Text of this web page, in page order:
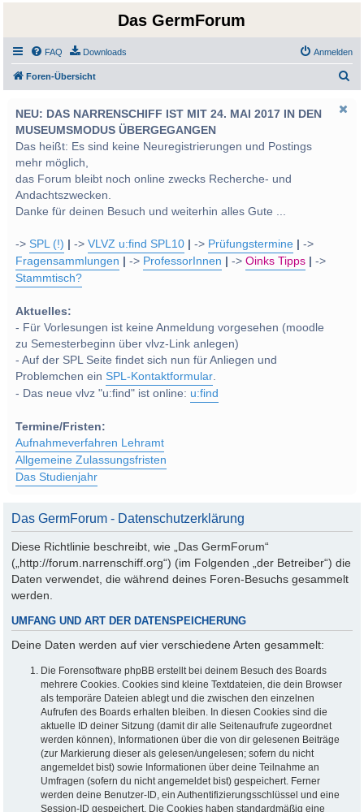
Das GermForum
FAQ Downloads Anmelden
Foren-Übersicht
NEU: DAS NARRENSCHIFF IST MIT 24. MAI 2017 IN DEN
MUSEUMSMODUS ÜBERGEGANGEN
Das heißt: Es sind keine Neuregistrierungen und Postings
mehr möglich,
das Forum bleibt noch online zwecks Recherche- und
Andachtszwecken.
Danke für deinen Besuch und weiterhin alles Gute ...
->SPL (!) ->VLVZ u:find SPL10 -> Prüfungstermine
->
Fragensammlungen
-> ProfessorInnen ->Oinks Tipps
->
Stammtisch?
Aktuelles:
- Für Vorlesungen ist keine Anmeldung vorgesehen (moodle
zu Semesterbeginn über vlvz-Link anlegen)
- Auf der SPL Seite findet sich nun für Anliegen und
Problemchen einSPL-Kontaktformular.
- Das neue vlvz "u:find" ist online: u:find
Termine/Fristen:
Aufnahmeverfahren Lehramt
Allgemeine Zulassungsfristen
Das Studienjahr
Das GermForum - Datenschutzerklärung
Diese Richtlinie beschreibt, wie „Das GermForum“
(„http://forum.narrenschiff.org“) (im Folgenden „der Betreiber“) die
Daten verwendet, die während deines Foren-Besuchs gesammelt
werden.
UMFANG UND ART DER DATENSPEICHERUNG
Deine Daten werden auf vier verschiedene Arten gesammelt:
Die Forensoftware phpBB erstellt bei deinem Besuch des Boards
mehrere Cookies. Cookies sind kleine Textdateien, die dein Browser
als temporäre Dateien ablegt und die zwischen den einzelnen
Aufrufen des Boards erhalten bleiben. In diesen Cookies sind die
aktuelle ID deiner Sitzung (damit dir alle Seitenaufrufe zugeordnet
werden können), Informationen über die von dir gelesenen Beiträge
(zur Markierung dieser als gelesen/ungelesen; sofern du nicht
angemeldet bist) sowie Informationen über deine Teilnahme an
Umfragen (sofern du nicht angemeldet bist) gespeichert. Ferner
werden deine Benutzer-ID, ein Authentifizierungsschlüssel und eine
Session-ID gespeichert. Die Cookies haben standardmäßig eine